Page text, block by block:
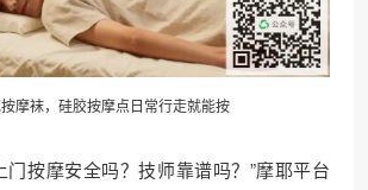
摩袜，硅胶按摩点日常行走就能按
门按摩安全吗？技师靠谱吗？”摩耶平台